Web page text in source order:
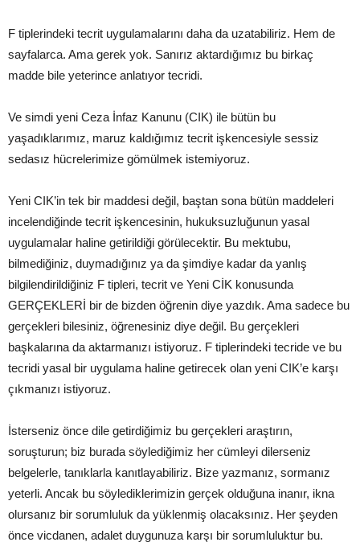
F tiplerindeki tecrit uygulamalarını daha da uzatabiliriz. Hem de
sayfalarca. Ama gerek yok. Sanırız aktardığımız bu birkaç
madde bile yeterince anlatıyor tecridi.
Ve simdi yeni Ceza İnfaz Kanunu (CIK) ile bütün bu
yaşadıklarımız, maruz kaldığımız tecrit işkencesiyle sessiz
sedasız hücrelerimize gömülmek istemiyoruz.
Yeni CIK’in tek bir maddesi değil, baştan sona bütün maddeleri
incelendiğinde tecrit işkencesinin, hukuksuzluğunun yasal
uygulamalar haline getirildiği görülecektir. Bu mektubu,
bilmediğiniz, duymadığınız ya da şimdiye kadar da yanlış
bilgilendirildiğiniz F tipleri, tecrit ve Yeni CİK konusunda
GERÇEKLERİ bir de bizden öğrenin diye yazdık. Ama sadece bu
gerçekleri bilesiniz, öğrenesiniz diye değil. Bu gerçekleri
başkalarına da aktarmanızı istiyoruz. F tiplerindeki tecride ve bu
tecridi yasal bir uygulama haline getirecek olan yeni CIK’e karşı
çıkmanızı istiyoruz.
İsterseniz önce dile getirdiğimiz bu gerçekleri araştırın,
soruşturun; biz burada söylediğimiz her cümleyi dilerseniz
belgelerle, tanıklarla kanıtlayabiliriz. Bize yazmanız, sormanız
yeterli. Ancak bu söylediklerimizin gerçek olduğuna inanır, ikna
olursanız bir sorumluluk da yüklenmiş olacaksınız. Her şeyden
önce vicdanen, adalet duygunuza karşı bir sorumluluktur bu.